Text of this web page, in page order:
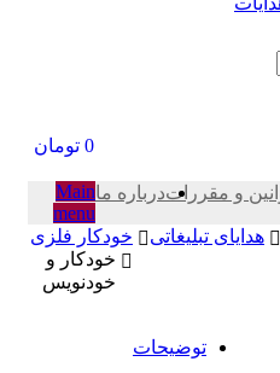
تومان
و مقررات درباره ماMain
menu
تبلیغاتی
خودکار فلزی
خودکار و
خودنویس
توضیحات